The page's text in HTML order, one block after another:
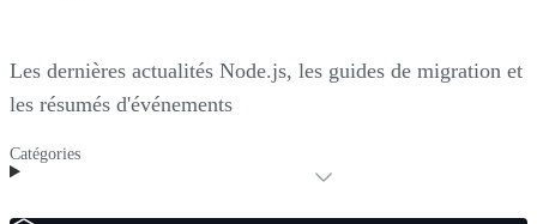
Les dernières actualités Node.js, les guides de migration et
les résumés d'événements
Catégories